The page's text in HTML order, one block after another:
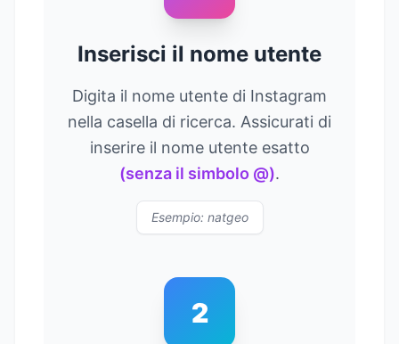
Inserisci il nome utente
Digita il nome utente di Instagram
nella casella di ricerca. Assicurati di
inserire il nome utente esatto
(senza il simbolo @).
Esempio: natgeo
2